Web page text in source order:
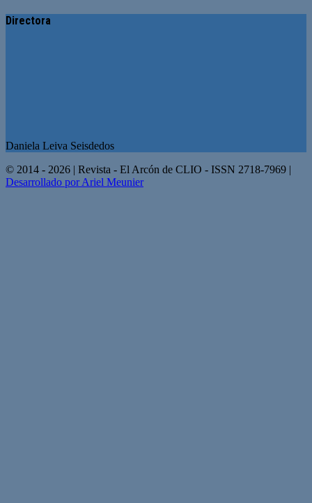
Directora
Daniela Leiva Seisdedos
© 2014 - 2026 | Revista - El Arcón de CLIO - ISSN 2718-7969 |
Desarrollado por Ariel Meunier